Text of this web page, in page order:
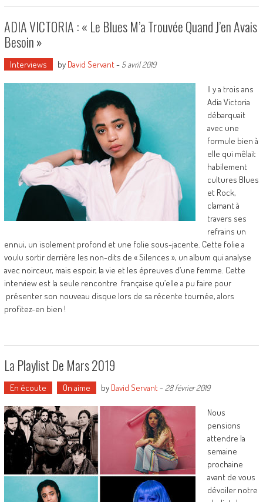
ADIA VICTORIA : « Le Blues M’a Trouvée Quand J’en Avais
Besoin »
Interviews by David Servant- 5 avril 2019
Il y a trois ans
Adia Victoria
débarquait
avec une
formule bien à
elle qui mêlait
habilement
cultures Blues
et Rock,
clamant à
travers ses
refrains un
ennui, un isolement profond et une folie sous-jacente. Cette folie a
voulu sortir derrière les non-dits de « Silences », un album qui analyse
avec noirceur, mais espoir, la vie et les épreuves d’une femme. Cette
interview est la seule rencontre française qu’elle a pu faire pour
présenter son nouveau disque lors de sa récente tournée, alors
profitez-en bien !
La Playlist De Mars 2019
En écoute On aime by David Servant- 28 février 2019
Nous
pensions
attendre la
semaine
prochaine
avant de vous
dévoiler notre